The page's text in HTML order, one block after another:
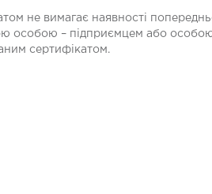
не вимагає наявності
– підприємцем або
сертифікатом.